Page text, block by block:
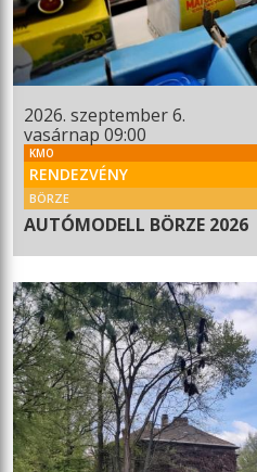
2026. szeptember 6.
vasárnap 09:00
KMO
RENDEZVÉNY
BÖRZE
AUTÓMODELL BÖRZE 2026